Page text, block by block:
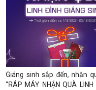
Giáng sinh sắp đến, nhận
"RÁP MÁY NHẬN QUÀ